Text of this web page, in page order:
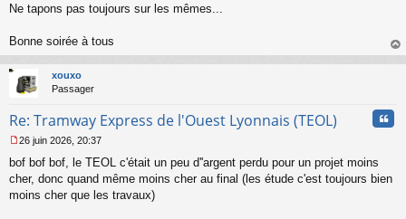
Ne tapons pas toujours sur les mêmes...
Bonne soirée à tous
au
xouxo
Passager
Re: Tramway Express de l'Ouest Lyonnais (TEOL)
e
s
s
26 juin 2026, 20:37
bof bof bof, le TEOL c'était un peu d''argent perdu pour un projet moins
cher, donc quand même moins cher au final (les étude c'est toujours bien
moins cher que les travaux)